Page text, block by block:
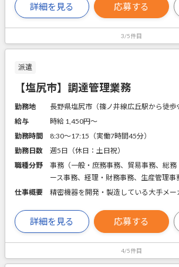
詳細を見る 応募する
3/5件目
派遣
【塩尻市】調達管理業務
勤務地
長野県塩尻市（篠ノ井線広丘駅から徒歩9
給与
時給 1,450円〜
勤務時間
8:30～17:15（実働7時間45分）
勤務日数
週5日（休日：土日祝）
職種分野
事務（一般・庶務事務、貿易事務、総務
ース事務、経理・財務事務、生産管理事
仕事概要
精密機器を開発・製造している大手メ
詳細を見る 応募する
4/5件目